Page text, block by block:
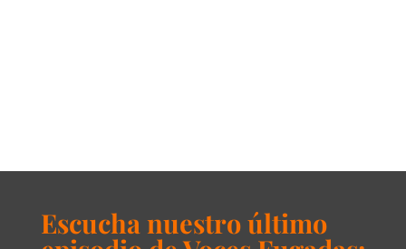
Escucha nuestro último